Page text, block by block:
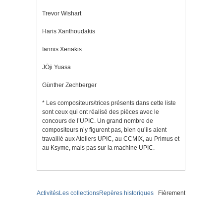
Trevor Wishart
Haris Xanthoudakis
Iannis Xenakis
JŌji Yuasa
Günther Zechberger
* Les compositeurs/trices présents dans cette liste
sont ceux qui ont réalisé des pièces avec le
concours de l’UPIC. Un grand nombre de
compositeurs n’y figurent pas, bien qu’ils aient
travaillé aux Ateliers UPIC, au CCMIX, au Primus et
au Ksyme, mais pas sur la machine UPIC.
ActivitésLes collectionsRepères historiques
Fièrement